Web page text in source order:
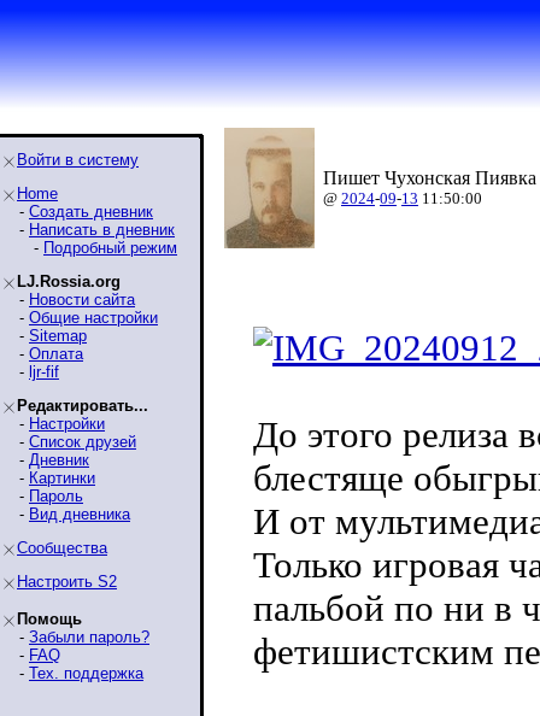
Войти в систему
Home
- Создать дневник
- Написать в дневник
- Подробный режим
LJ.Rossia.org
- Новости сайта
- Общие настройки
- Sitemap
- Оплата
- ljr-fif
Редактировать...
- Настройки
- Список друзей
- Дневник
- Картинки
- Пароль
- Вид дневника
Сообщества
Настроить S2
Помощь
- Забыли пароль?
- FAQ
- Тех. поддержка
Пишет Чухонская Пиявка
@ 2024-09-13 11:50:00
До этого релиза
блестяще
И от
Только игровая
пальбой по ни в
фетишистским